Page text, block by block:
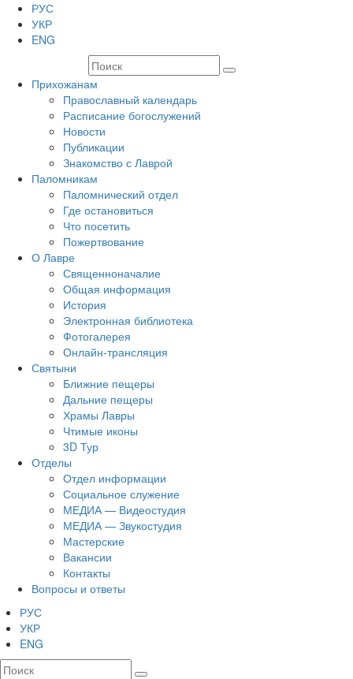
РУС
УКР
ENG
Прихожанам
Православный календарь
Расписание богослужений
Новости
Публикации
Знакомство с Лаврой
Паломникам
Паломнический отдел
Где остановиться
Что посетить
Пожертвование
О Лавре
Священноначалие
Общая информация
История
Электронная библиотека
Фотогалерея
Онлайн-трансляция
Святыни
Ближние пещеры
Дальние пещеры
Храмы Лавры
Чтимые иконы
3D Тур
Отделы
Отдел информации
Социальное служение
МЕДИА — Видеостудия
МЕДИА — Звукостудия
Мастерские
Вакансии
Контакты
Вопросы и ответы
РУС
УКР
ENG